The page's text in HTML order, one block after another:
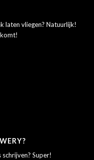
laten vliegen? Natuurlijk!
Super!